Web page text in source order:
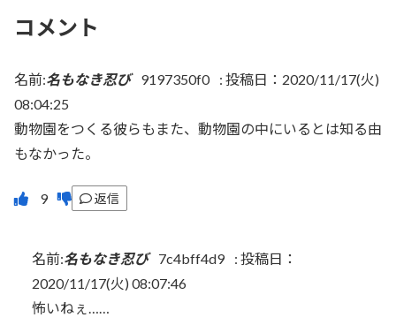
コメント
名前:名もなき忍び 9197350f0 : 投稿日：2020/11/17(火)
08:04:25
動物園をつくる彼らもまた、動物園の中にいるとは知る由
もなかった。
返信
名前:名もなき忍び 7c4bff4d9 : 投稿日：
2020/11/17(火) 08:07:46
怖いねぇ……